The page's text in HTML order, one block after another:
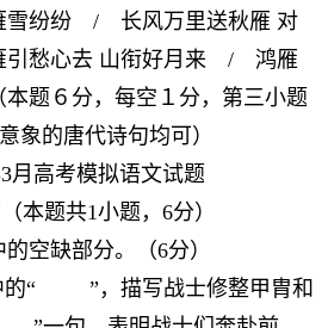
雪纷纷 / 长风万里送秋雁 对
愁心去 山衔好月来 / 鸿雁
题６分，每空１分，第三小题
象的唐代诗句均可）
月高考模拟语文试题
本题共1小题，6分）
空缺部分。（6分）
中的“ ”，描写战士修整甲胄和